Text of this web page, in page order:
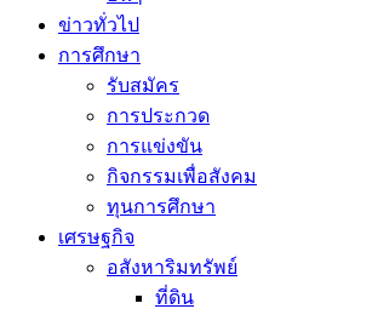
ข่าวทั่วไป
การศึกษา
รับสมัคร
การประกวด
การแข่งขัน
กิจกรรมเพื่อสังคม
ทุนการศึกษา
เศรษฐกิจ
อสังหาริมทรัพย์
ที่ดิน